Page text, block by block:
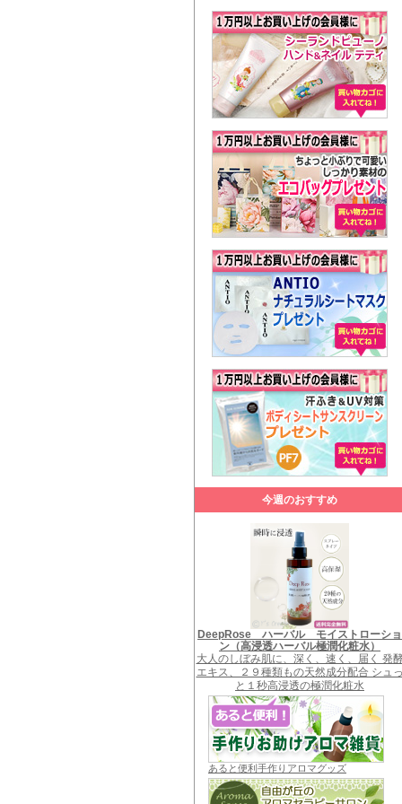
今週のおすすめ
DeepRose ハーバル モイストローショ
ン（高浸透ハーバル極潤化粧水）
大人のしぼみ肌に、深く、速く、届く 発
エキス、２９種類もの天然成分配合 シュ
と１秒高浸透の極潤化粧水
あると便利手作りアロマグッズ